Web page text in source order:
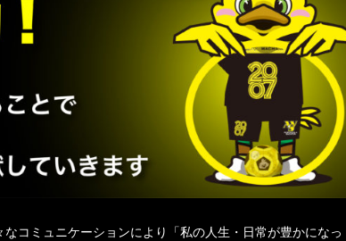
コミュニケーションにより「私の人生・日常が豊かになっ